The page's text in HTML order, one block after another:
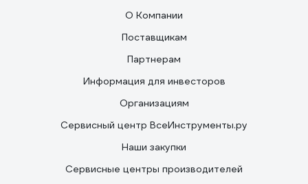
О Компании
Поставщикам
Партнерам
Информация для инвесторов
Организациям
Сервисный центр ВсеИнструменты.ру
Наши закупки
Сервисные центры производителей